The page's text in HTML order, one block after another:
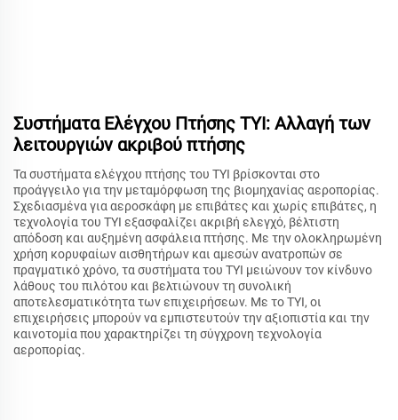
Συστήματα Ελέγχου Πτήσης TYI: Αλλαγή των
λειτουργιών ακριβού πτήσης
Τα συστήματα ελέγχου πτήσης του TYI βρίσκονται στο
προάγγειλο για την μεταμόρφωση της βιομηχανίας αεροπορίας.
Σχεδιασμένα για αεροσκάφη με επιβάτες και χωρίς επιβάτες, η
τεχνολογία του TYI εξασφαλίζει ακριβή ελεγχό, βέλτιστη
απόδοση και αυξημένη ασφάλεια πτήσης. Με την ολοκληρωμένη
χρήση κορυφαίων αισθητήρων και αμεσών ανατροπών σε
πραγματικό χρόνο, τα συστήματα του TYI μειώνουν τον κίνδυνο
λάθους του πιλότου και βελτιώνουν τη συνολική
αποτελεσματικότητα των επιχειρήσεων. Με το TYI, οι
επιχειρήσεις μπορούν να εμπιστευτούν την αξιοπιστία και την
καινοτομία που χαρακτηρίζει τη σύγχρονη τεχνολογία
αεροπορίας.